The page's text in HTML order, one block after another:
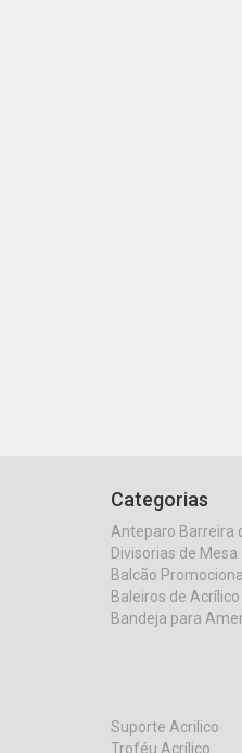
Categorias
Anteparo Barreira
Divisorias de Mesa
Balcão
Baleiros de Acrílico
Bandeja para
Suporte Acrilico
Troféu Acrílico